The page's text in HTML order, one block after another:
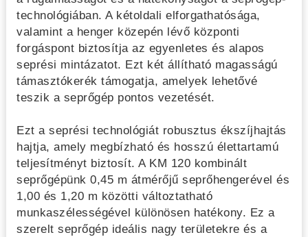
technológiában. A kétoldali elforgathatósága,
valamint a henger közepén lévő központi
forgáspont biztosítja az egyenletes és alapos
seprési mintázatot. Ezt két állítható magasságú
támasztókerék támogatja, amelyek lehetővé
teszik a seprőgép pontos vezetését.
Ezt a seprési technológiát robusztus ékszíjhajtás
hajtja, amely megbízható és hosszú élettartamú
teljesítményt biztosít. A KM 120 kombinált
seprőgépünk 0,45 m átmérőjű seprőhengerével és
1,00 és 1,20 m közötti változtatható
munkaszélességével különösen hatékony. Ez a
szerelt seprőgép ideális nagy területekre és a